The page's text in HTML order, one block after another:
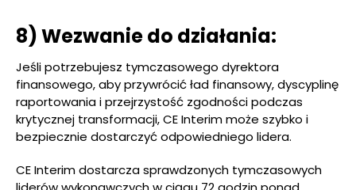
8) Wezwanie do działania:
Jeśli potrzebujesz tymczasowego dyrektora
finansowego, aby przywrócić ład finansowy, dyscyplinę
raportowania i przejrzystość zgodności podczas
krytycznej transformacji, CE Interim może szybko i
bezpiecznie dostarczyć odpowiedniego lidera.
CE Interim dostarcza sprawdzonych tymczasowych